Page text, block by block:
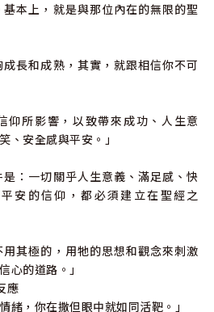
基本上，就是與那位內在的無限的聖
成長和成熟，其實，就跟相信你不可
仰所影響，以致帶來成功、人生意
、安全感與平安。」
是：一切關乎人生意義、滿足感、快
安的信仰，都必須建立在聖經之
用其極的，用牠的思想和觀念來刺激
心的道路。」
應
緒，你在撒但眼中就如同活靶。」